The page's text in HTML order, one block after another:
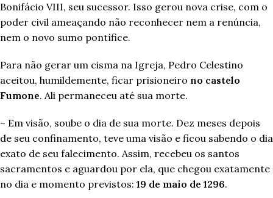
Bonifácio VIII, seu sucessor. Isso gerou nova crise, com o
poder civil ameaçando não reconhecer nem a renúncia,
nem o novo sumo pontífice.
Para não gerar um cisma na Igreja, Pedro Celestino
aceitou, humildemente, ficar prisioneiro no castelo
Fumone. Ali permaneceu até sua morte.
– Em visão, soube o dia de sua morte. Dez meses depois
de seu confinamento, teve uma visão e ficou sabendo o dia
exato de seu falecimento. Assim, recebeu os santos
sacramentos e aguardou por ela, que chegou exatamente
no dia e momento previstos:19 de maio de 1296.